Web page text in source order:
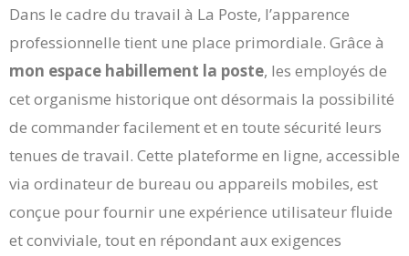
Dans le cadre du travail à La Poste, l’apparence
professionnelle tient une place primordiale. Grâce à
mon espace habillement la poste, les employés de
cet organisme historique ont désormais la possibilité
de commander facilement et en toute sécurité leurs
tenues de travail. Cette plateforme en ligne, accessible
via ordinateur de bureau ou appareils mobiles, est
conçue pour fournir une expérience utilisateur fluide
et conviviale, tout en répondant aux exigences